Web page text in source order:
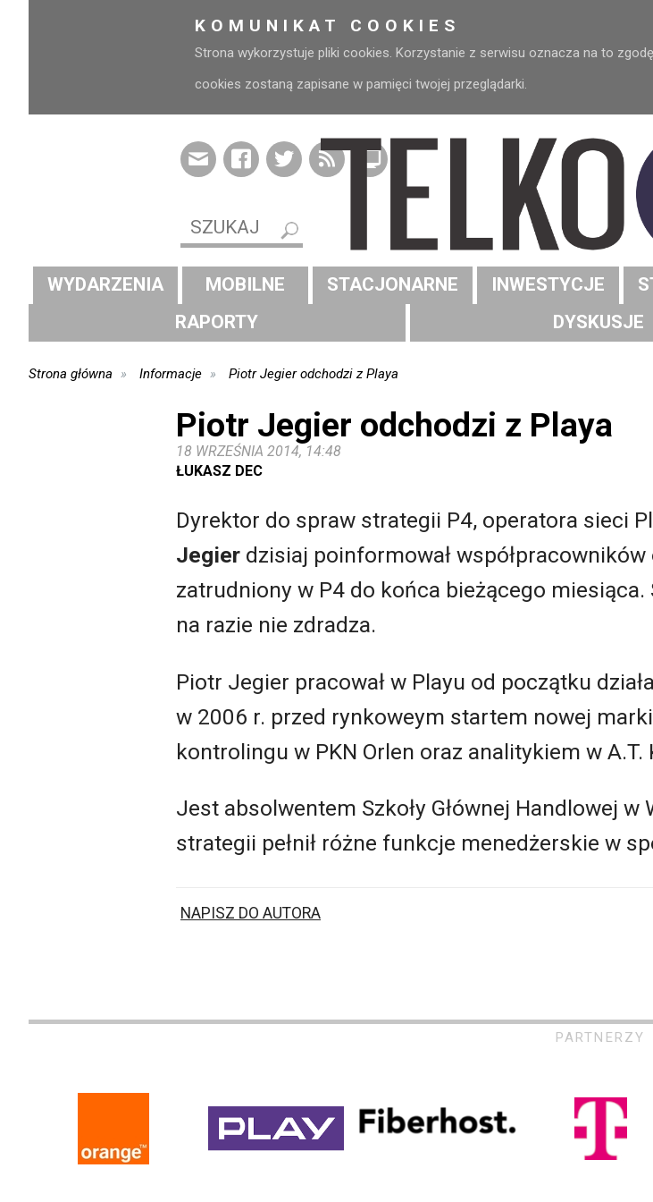
KOMUNIKAT COOKIES
Strona wykorzystuje pliki cookies. Korzystanie z serwisu oznacza na to
cookies zostaną zapisane w pamięci twojej przeglądarki.
WYDARZENIA MOBILNE STACJONARNE INWESTYCJE
RAPORTY
DYSKUSJE
Strona główna Informacje Piotr Jegier odchodzi z Playa
Piotr Jegier odchodzi z Playa
18 WRZEŚNIA 2014, 14:48
ŁUKASZ DEC
Dyrektor do spraw strategii P4, operatora sieci
Jegier dzisiaj poinformował
zatrudniony w P4 do końca bieżącego
na razie nie zdradza.
Piotr Jegier pracował w Playu od początku
w 2006 r. przed rynkoweym startem nowej
kontrolingu w PKN Orlen oraz analitykiem w A.T.
Jest absolwentem Szkoły Głównej Handlowej
strategii pełnił różne funkcje menedżerskie w
NAPISZ DO AUTORA
PARTNERZY